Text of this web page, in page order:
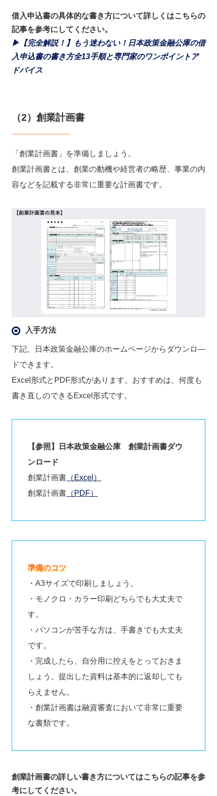
借入申込書の具体的な書き方について詳しくはこちらの
記事を参考にしてください。
▶【完全解説！】もう迷わない！日本政策金融公庫の借
入申込書の書き方全13手順と専門家のワンポイントア
ドバイス
（2）創業計画書
「創業計画書」を準備しましょう。
創業計画書とは、創業の動機や経営者の略歴、事業の内
容などを記載する非常に重要な計画書です。
入手方法
下記、日本政策金融公庫のホームページからダウンロ―
ドできます。
Excel形式とPDF形式があります。おすすめは、何度も
書き直しのできるExcel形式です。
【参照】日本政策金融公庫 創業計画書ダウ
ンロード
創業計画書 （Excel）
創業計画書 （PDF）
準備のコツ
・A3サイズで印刷しましょう。
・モノクロ・カラー印刷どちらでも大丈夫で
す。
・パソコンが苦手な方は、手書きでも大丈夫
です。
・完成したら、自分用に控えをとっておきま
しょう。提出した資料は基本的に返却しても
らえません。
・創業計画書は融資審査において非常に重要
な書類です。
創業計画書の詳しい書き方についてはこちらの記事を参
考にしてください。